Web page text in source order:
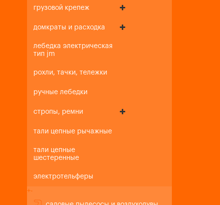
грузовой крепеж
домкраты и расходка
лебедка электрическая
тип jm
рохли, тачки, тележки
ручные лебедки
стропы, ремни
тали цепные рычажные
тали цепные
шестеренные
электротельферы
+-